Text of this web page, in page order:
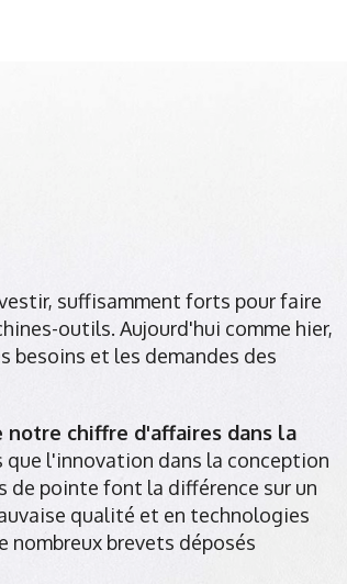
suffisamment forts pour faire
outils. Aujourd'hui comme hier,
et les demandes des
notre chiffre d'affaires dans la
que l'innovation dans la conception
pointe font la différence sur un
qualité et en technologies
nombreux brevets déposés